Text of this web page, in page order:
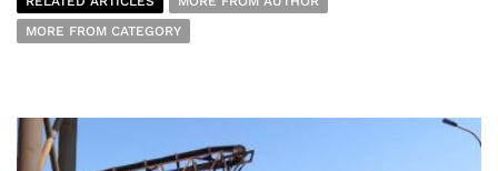
MORE FROM CATEGORY